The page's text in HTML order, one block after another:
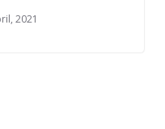
2021